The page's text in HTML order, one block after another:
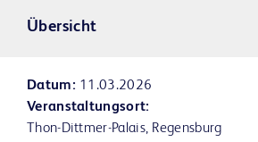
Übersicht
Datum: 11.03.2026
Veranstaltungsort:
Thon-Dittmer-Palais, Regensburg